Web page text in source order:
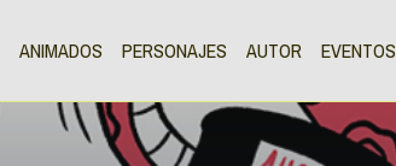
ANIMADOS PERSONAJES AUTOR EVENTOS